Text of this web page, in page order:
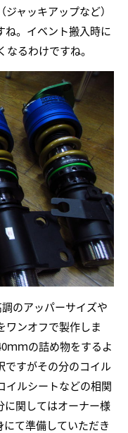
ャッキアップなど）
ね。イベント搬入時に
るわけですね。
のアッパーサイズや
ワンオフで製作しま
ｍｍの詰め物をするよ
ですがその分のコイル
イルシートなどの相関
に関してはオーナー様
て準備していただき